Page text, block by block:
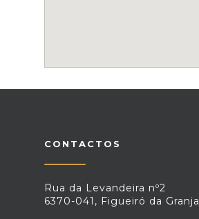
CONTACTOS
Rua da Levandeira nº2
6370-041, Figueiró da Granja